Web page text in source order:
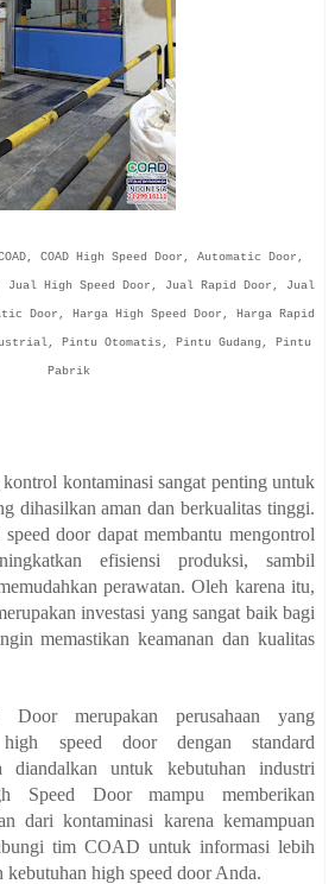
COAD High Speed Door, Automatic Door,
Jual High Speed Door, Jual Rapid Door, Jual
Door, Harga High Speed Door, Harga Rapid
Pintu Otomatis, Pintu Gudang, Pintu
Pabrik
kontaminasi sangat penting untuk
dihasilkan aman dan berkualitas tinggi.
door dapat membantu mengontrol
efisiensi produksi, sambil
perawatan. Oleh karena itu,
investasi yang sangat baik bagi
memastikan keamanan dan kualitas
merupakan perusahaan yang
speed door dengan standard
diandalkan untuk kebutuhan industri
Speed Door mampu memberikan
dari kontaminasi karena kemampuan
tim COAD untuk informasi lebih
high speed door Anda.